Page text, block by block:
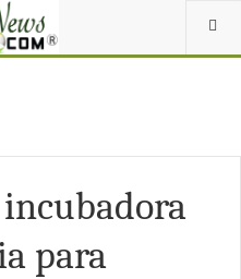
incubadora
para